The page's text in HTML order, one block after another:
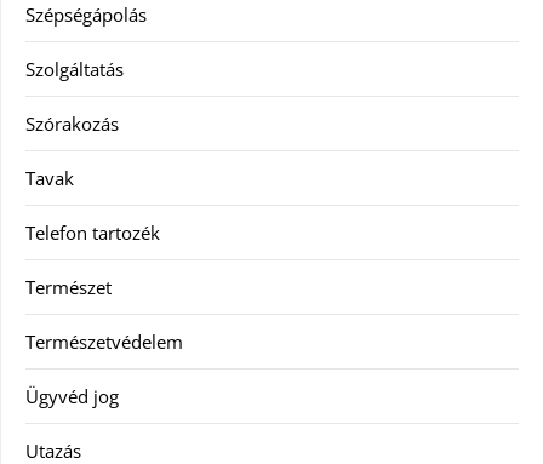
Szépségápolás
Szolgáltatás
Szórakozás
Tavak
Telefon tartozék
Természet
Természetvédelem
Ügyvéd jog
Utazás